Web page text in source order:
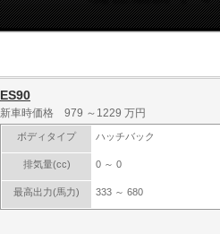
ES90
新車時価格 979 ～1229 万円
ボディタイプ ハッチバック
排気量(cc) 0 ～ 0
最高出力(馬力) 333 ～ 680